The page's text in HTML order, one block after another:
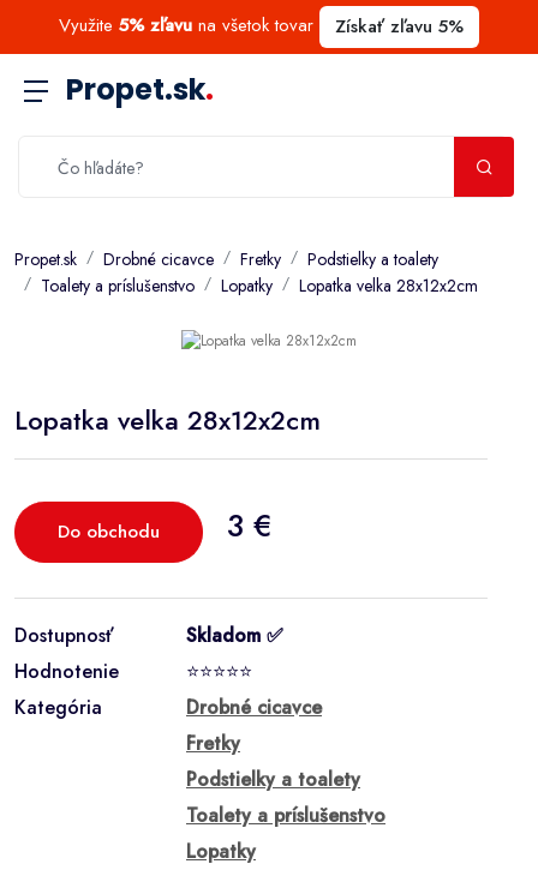
Využite 5% zľavu na všetok tovar Získať zľavu 5%
Propet.sk.
Propet.sk Drobné cicavce Fretky
Podstielky a toalety
Toalety a príslušenstvo
Lopatky Lopatka velka 28x12x2cm
Lopatka velka 28x12x2cm
Do obchodu 3 €
Dostupnosť
Skladom ✅
Hodnotenie
⭐⭐⭐⭐⭐
Kategória
Drobné cicavce
Fretky
Podstielky a toalety
Toalety a príslušenstvo
Lopatky